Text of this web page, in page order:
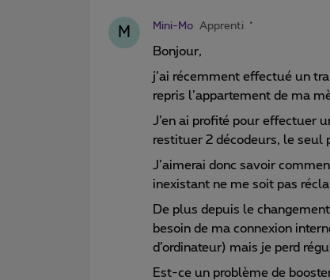
M Mini-Mo Apprenti
Bonjour,
j’ai récemment effectué un
repris l’appartement de ma
J’en ai profité pour effectuer
restituer 2 décodeurs, le seul
J’aimerai donc savoir
inexistant ne me soit pas
De plus depuis le
besoin de ma connexion
d’ordinateur) mais je perd
Est-ce un problème de